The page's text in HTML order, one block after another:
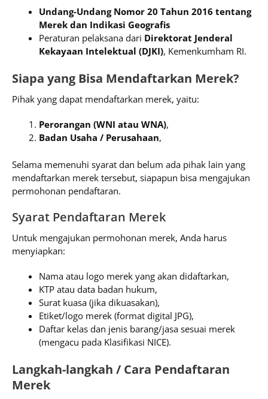
Undang-Undang Nomor 20 Tahun 2016 tentang
Merek dan Indikasi Geografis
Peraturan pelaksana dari Direktorat Jenderal
Kekayaan Intelektual (DJKI), Kemenkumham RI.
Siapa yang Bisa Mendaftarkan Merek?
Pihak yang dapat mendaftarkan merek, yaitu:
Perorangan (WNI atau WNA),
Badan Usaha / Perusahaan,
Selama memenuhi syarat dan belum ada pihak lain yang
mendaftarkan merek tersebut, siapapun bisa mengajukan
permohonan pendaftaran.
Syarat Pendaftaran Merek
Untuk mengajukan permohonan merek, Anda harus
menyiapkan:
Nama atau logo merek yang akan didaftarkan,
KTP atau data badan hukum,
Surat kuasa (jika dikuasakan),
Etiket/logo merek (format digital JPG),
Daftar kelas dan jenis barang/jasa sesuai merek
(mengacu pada Klasifikasi NICE).
Langkah-langkah / Cara Pendaftaran
Merek